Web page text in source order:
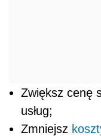
Zwiększ cenę
usług;
Zmniejsz